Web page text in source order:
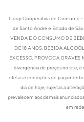
Coop Cooperativa de Consumo -
de Santo André e Estado de
VENDA E O CONSUMO DE
DE 18 ANOS. BEBIDA
EXCESSO, PROVOCA GRAVES
divergência de preços no site, é
ofetas e condições de
dia de hoje, sujeitas a
prevalecem aos demais
em